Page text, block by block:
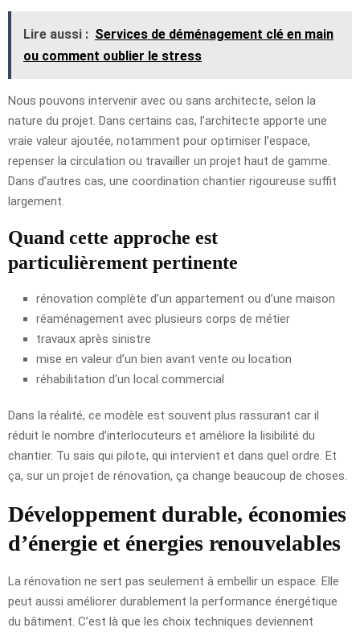
Lire aussi : Services de déménagement clé en main
ou comment oublier le stress
Nous pouvons intervenir avec ou sans architecte, selon la
nature du projet. Dans certains cas, l’architecte apporte une
vraie valeur ajoutée, notamment pour optimiser l’espace,
repenser la circulation ou travailler un projet haut de gamme.
Dans d’autres cas, une coordination chantier rigoureuse suffit
largement.
Quand cette approche est
particulièrement pertinente
rénovation complète d’un appartement ou d’une maison
réaménagement avec plusieurs corps de métier
travaux après sinistre
mise en valeur d’un bien avant vente ou location
réhabilitation d’un local commercial
Dans la réalité, ce modèle est souvent plus rassurant car il
réduit le nombre d’interlocuteurs et améliore la lisibilité du
chantier. Tu sais qui pilote, qui intervient et dans quel ordre. Et
ça, sur un projet de rénovation, ça change beaucoup de choses.
Développement durable, économies
d’énergie et énergies renouvelables
La rénovation ne sert pas seulement à embellir un espace. Elle
peut aussi améliorer durablement la performance énergétique
du bâtiment. C’est là que les choix techniques deviennent